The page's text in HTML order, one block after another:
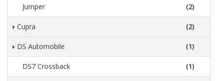
Jumper (2)
Cupra (2)
DS Automobile (1)
DS7 Crossback (1)